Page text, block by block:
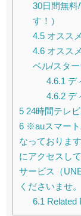
30日間無料
す！）
4.5オスス
4.6オスス
ベル/スタ
4.6.1 デ
4.6.2デ
5 24時間テレ
6 ※auスマート
なっておりま
にアクセスし
サービス（
くださいませ。
6.1 Related